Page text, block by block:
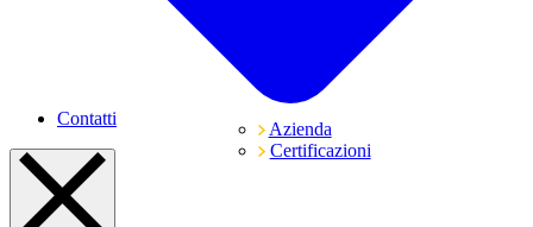
Azienda
Certificazioni
Contatti